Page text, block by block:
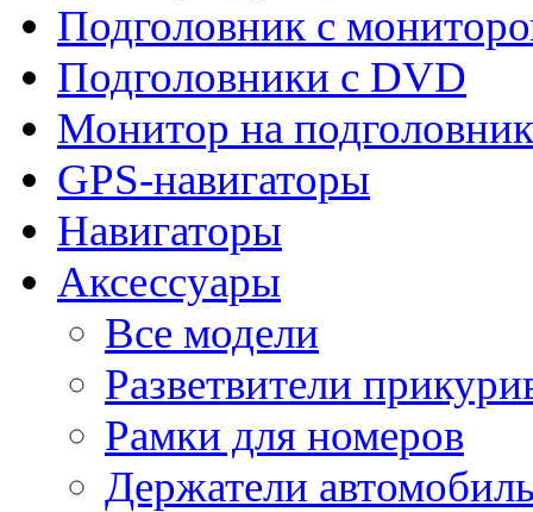
Подголовник с
Подголовники с DVD
Монитор на подголовник
GPS-навигаторы
Навигаторы
Аксессуары
Все модели
Разветвители
Рамки для номеров
Держатели